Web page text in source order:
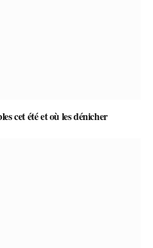
cet été et où les dénicher